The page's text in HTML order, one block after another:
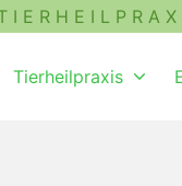
H E I L P R A
Tierheilpraxis